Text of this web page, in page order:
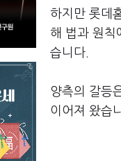
하지만 롯데
해 법과 원칙
습니다.
양측의 갈등
이어져 왔습